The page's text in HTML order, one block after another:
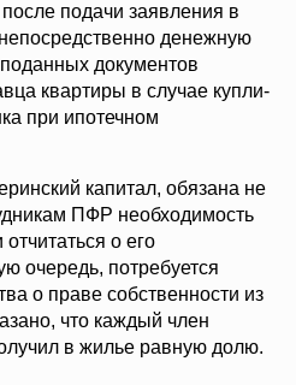
подачи заявления в
денежную
документов
квартиры в случае купли-
при ипотечном
капитал, обязана не
ПФР необходимость
о его
очередь, потребуется
о праве собственности из
что каждый член
в жилье равную долю.